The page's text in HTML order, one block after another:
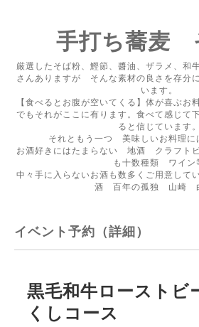
手打ち蕎麦
厳選したそば粉、鰹節、醬油、ザラメ、和
さんありますが そんな素材の良さを存分
います。
【食べるとお腹が空いてくる】体が喜ぶお
でもそれがここに有ります。食べて感じて
ると信じています。
それともう一つ 美味しいお料理に
お酒好きにはたまらない 地酒 クラフト
も十数種類 ワイン
中々手に入らないお酒も数多くご用意し
酒 百年の孤独 山崎
イベント予約（詳細）
黒毛和牛ローストビ
くしコース